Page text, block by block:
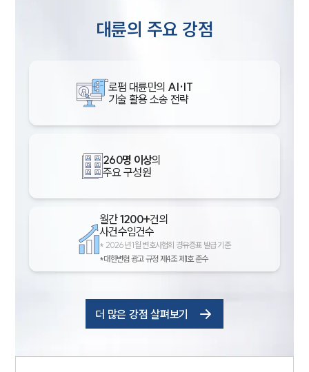
대륜의 주요 강점
로펌 대륜만의 AI·IT
기술 활용 소송 전략
260명 이상의
주요 구성원
월간1200+건의
사건수임건수
* 2026년 1월 변호사협회 경유증표 발급 기준
*대한변협 광고 규정 제4조 제1호 준수
더 많은 강점 살펴보기